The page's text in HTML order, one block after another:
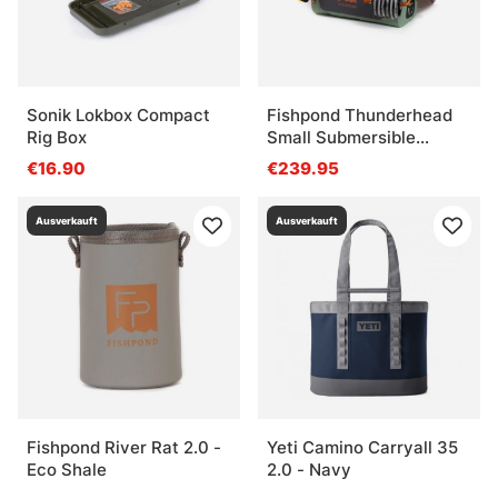
Sonik Lokbox Compact
Rig Box
€16.90
Fishpond Thunderhead
Small Submersible
Lumbar - Eco Yucca
€239.95
Ausverkauft
Fishpond River Rat 2.0 -
Eco Shale
Ausverkauft
Yeti Camino Carryall 35
2.0 - Navy